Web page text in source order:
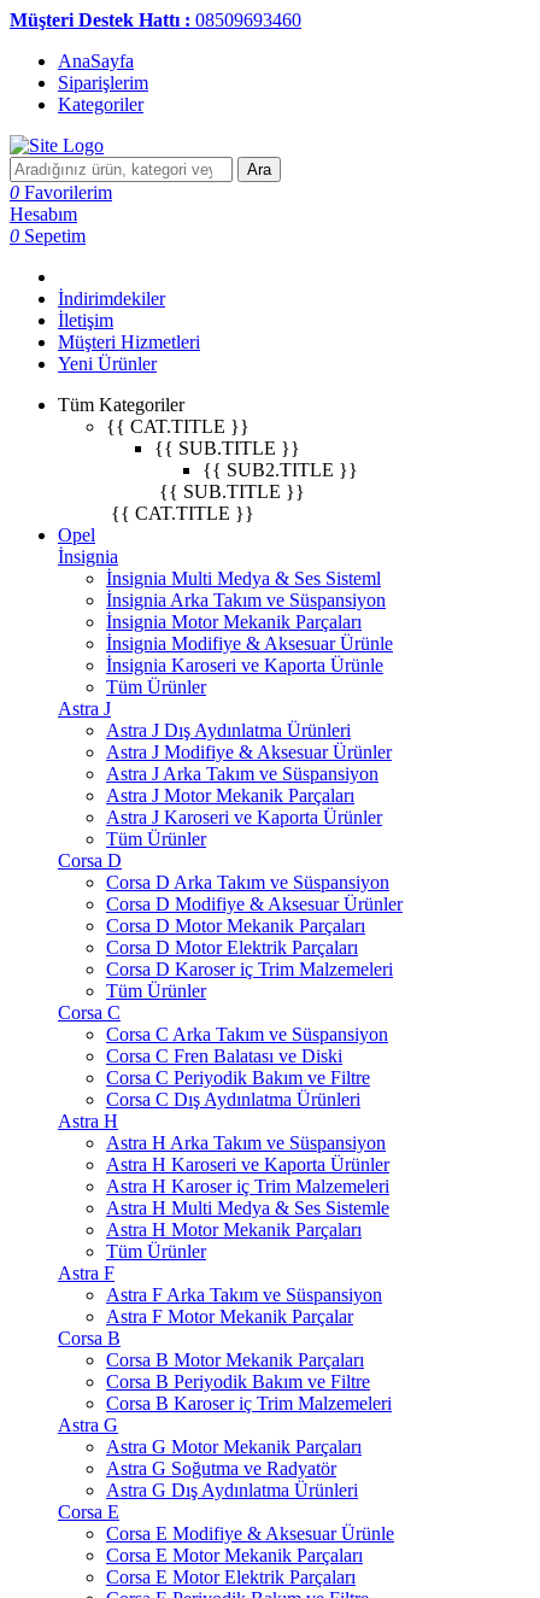
Müşteri Destek Hattı : 08509693460
AnaSayfa
Siparişlerim
Kategoriler
Ara
0 Favorilerim
Hesabım
0 Sepetim
İndirimdekiler
İletişim
Müşteri Hizmetleri
Yeni Ürünler
Tüm Kategoriler
{{ CAT.TITLE }}
{{ SUB.TITLE }}
{{ SUB2.TITLE }}
{{ SUB.TITLE }}
{{ CAT.TITLE }}
Opel
İnsignia
İnsignia Multi Medya & Ses Sisteml
İnsignia Arka Takım ve Süspansiyon
İnsignia Motor Mekanik Parçaları
İnsignia Modifiye & Aksesuar Ürünle
İnsignia Karoseri ve Kaporta Ürünle
Tüm Ürünler
Astra J
Astra J Dış Aydınlatma Ürünleri
Astra J Modifiye & Aksesuar Ürünler
Astra J Arka Takım ve Süspansiyon
Astra J Motor Mekanik Parçaları
Astra J Karoseri ve Kaporta Ürünler
Tüm Ürünler
Corsa D
Corsa D Arka Takım ve Süspansiyon
Corsa D Modifiye & Aksesuar Ürünler
Corsa D Motor Mekanik Parçaları
Corsa D Motor Elektrik Parçaları
Corsa D Karoser iç Trim Malzemeleri
Tüm Ürünler
Corsa C
Corsa C Arka Takım ve Süspansiyon
Corsa C Fren Balatası ve Diski
Corsa C Periyodik Bakım ve Filtre
Corsa C Dış Aydınlatma Ürünleri
Astra H
Astra H Arka Takım ve Süspansiyon
Astra H Karoseri ve Kaporta Ürünler
Astra H Karoser iç Trim Malzemeleri
Astra H Multi Medya & Ses Sistemle
Astra H Motor Mekanik Parçaları
Tüm Ürünler
Astra F
Astra F Arka Takım ve Süspansiyon
Astra F Motor Mekanik Parçalar
Corsa B
Corsa B Motor Mekanik Parçaları
Corsa B Periyodik Bakım ve Filtre
Corsa B Karoser iç Trim Malzemeleri
Astra G
Astra G Motor Mekanik Parçaları
Astra G Soğutma ve Radyatör
Astra G Dış Aydınlatma Ürünleri
Corsa E
Corsa E Modifiye & Aksesuar Ürünle
Corsa E Motor Mekanik Parçaları
Corsa E Motor Elektrik Parçaları